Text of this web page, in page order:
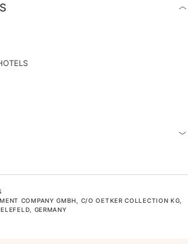
COMPANY GMBH, C/O OETKER COLLECTION KG,
GERMANY